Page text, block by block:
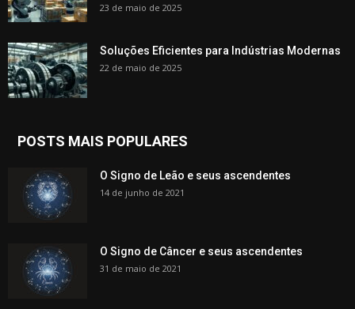
23 de maio de 2025
Soluções Eficientes para Indústrias Modernas
22 de maio de 2025
POSTS MAIS POPULARES
O Signo de Leão e seus ascendentes
14 de junho de 2021
O Signo de Câncer e seus ascendentes
31 de maio de 2021